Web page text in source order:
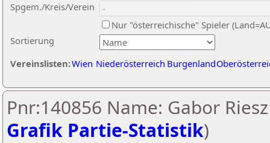
Sortierung
Spgem./Kreis/Verein
Nur "österreichische" Spieler
Vereinslisten:Wien Niederösterreich Burgenland
Pnr:140856 Name: Gabor
Grafik Partie-Statistik)